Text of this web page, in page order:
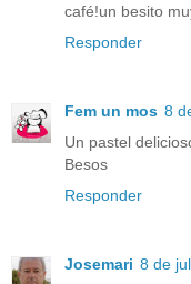
café!un besito
Responder
Fem un mos 8
Un pastel
Besos
Responder
Josemari 8 de